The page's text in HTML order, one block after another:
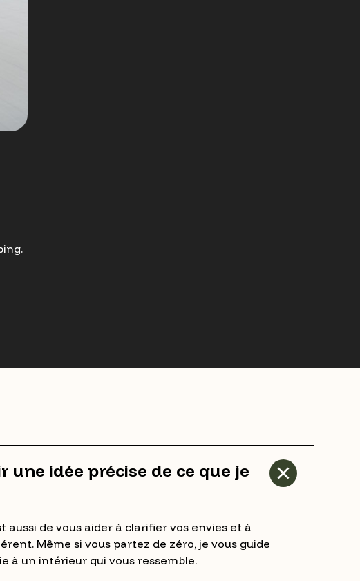
une idée précise de ce que je
aussi de vous aider à clarifier vos envies et à
Même si vous partez de zéro, je vous guide
à un intérieur qui vous ressemble.